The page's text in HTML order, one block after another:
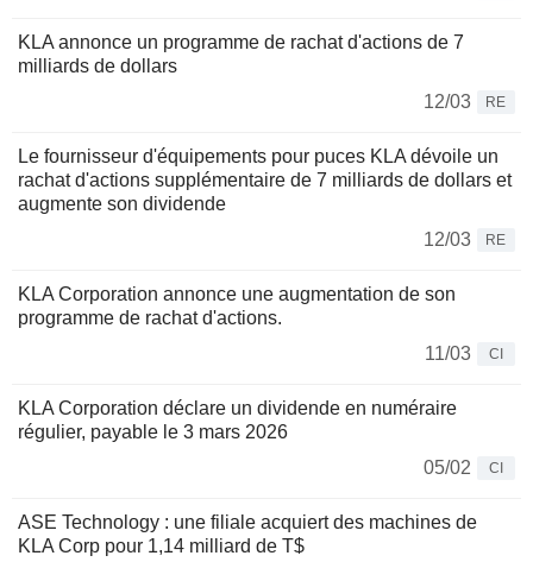
KLA annonce un programme de rachat d'actions de 7
milliards de dollars
12/03
RE
Le fournisseur d'équipements pour puces KLA dévoile un
rachat d'actions supplémentaire de 7 milliards de dollars et
augmente son dividende
12/03
RE
KLA Corporation annonce une augmentation de son
programme de rachat d'actions.
11/03
CI
KLA Corporation déclare un dividende en numéraire
régulier, payable le 3 mars 2026
05/02
CI
ASE Technology : une filiale acquiert des machines de
KLA Corp pour 1,14 milliard de T$